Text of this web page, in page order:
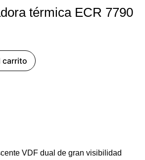
térmica ECR 7790
carrito
VDF dual de gran visibilidad